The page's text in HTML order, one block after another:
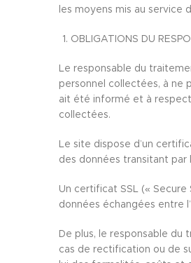
les moyens mis au service
OBLIGATIONS DU
Le responsable du
personnel collectées, à ne
ait été informé et à
collectées.
Le site dispose d’un
des données transitant par
Un certificat SSL («
données échangées entre
De plus, le responsable du
cas de rectification ou de